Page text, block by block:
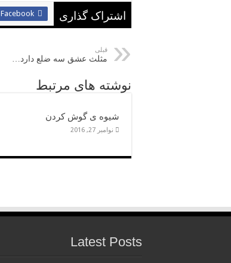
اشتراک گذاری Facebook
قبلی
مثلث عشق سه ضلع دارد…
نوشته های مرتبط
شیوه ی گوش کردن
نوامبر 27, 2016
Latest Posts